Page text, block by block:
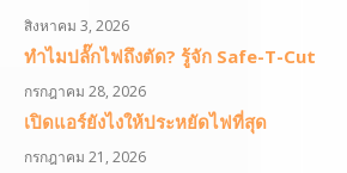
สิงหาคม 3, 2026
ทำไมปลั๊กไฟถึงตัด? รู้จัก Safe-T-Cut
กรกฎาคม 28, 2026
เปิดแอร์ยังไงให้ประหยัดไฟที่สุด
กรกฎาคม 21, 2026